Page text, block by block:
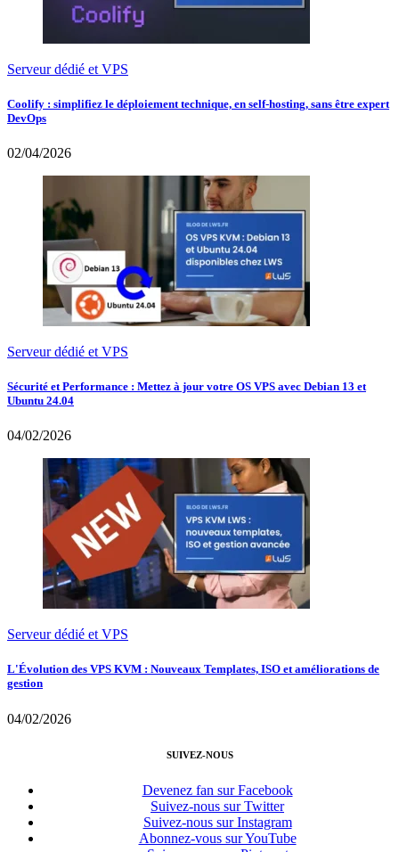
Serveur dédié et VPS
Coolify : simplifiez le déploiement technique, en self-hosting, sans être expert
DevOps
02/04/2026
Serveur dédié et VPS
Sécurité et Performance : Mettez à jour votre OS VPS avec Debian 13 et
Ubuntu 24.04
04/02/2026
Serveur dédié et VPS
L'Évolution des VPS KVM : Nouveaux Templates, ISO et améliorations de
gestion
04/02/2026
SUIVEZ-NOUS
Devenez fan sur Facebook
Suivez-nous sur Twitter
Suivez-nous sur Instagram
Abonnez-vous sur YouTube